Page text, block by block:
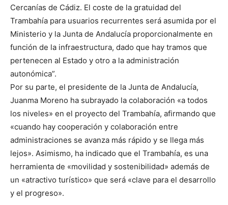
Cercanías de Cádiz. El coste de la gratuidad del
Trambahía para usuarios recurrentes será asumida por el
Ministerio y la Junta de Andalucía proporcionalmente en
función de la infraestructura, dado que hay tramos que
pertenecen al Estado y otro a la administración
autonómica”.
Por su parte, el presidente de la Junta de Andalucía,
Juanma Moreno ha subrayado la colaboración «a todos
los niveles» en el proyecto del Trambahía, afirmando que
«cuando hay cooperación y colaboración entre
administraciones se avanza más rápido y se llega más
lejos». Asimismo, ha indicado que el Trambahía, es una
herramienta de «movilidad y sostenibilidad» además de
un «atractivo turístico» que será «clave para el desarrollo
y el progreso».